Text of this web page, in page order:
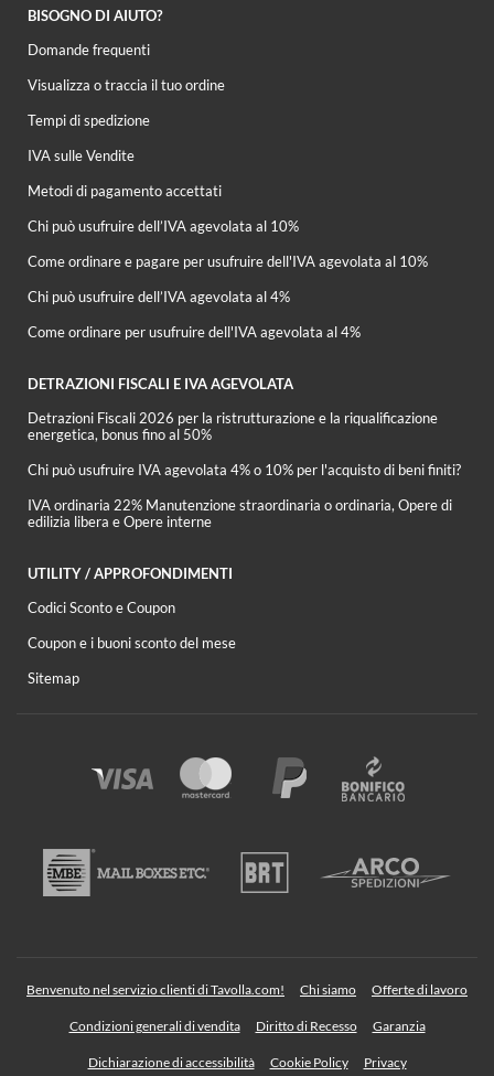
BISOGNO DI AIUTO?
Domande frequenti
Visualizza o traccia il tuo ordine
Tempi di spedizione
IVA sulle Vendite
Metodi di pagamento accettati
Chi può usufruire dell’IVA agevolata al 10%
Come ordinare e pagare per usufruire dell'IVA agevolata al 10%
Chi può usufruire dell’IVA agevolata al 4%
Come ordinare per usufruire dell'IVA agevolata al 4%
DETRAZIONI FISCALI E IVA AGEVOLATA
Detrazioni Fiscali 2026 per la ristrutturazione e la riqualificazione
energetica, bonus fino al 50%
Chi può usufruire IVA agevolata 4% o 10% per l'acquisto di beni finiti?
IVA ordinaria 22% Manutenzione straordinaria o ordinaria, Opere di
edilizia libera e Opere interne
UTILITY / APPROFONDIMENTI
Codici Sconto e Coupon
Coupon e i buoni sconto del mese
Sitemap
Benvenuto nel servizio clienti di Tavolla.com! Chi siamo Offerte di lavoro
Condizioni generali di vendita Diritto di Recesso Garanzia
Dichiarazione di accessibilità Cookie Policy Privacy